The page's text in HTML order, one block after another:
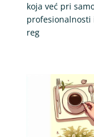
koja već pri
profesionalnosti
reg